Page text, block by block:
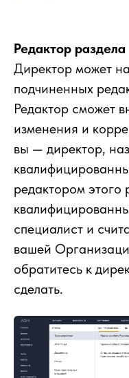
Редактор раздела
Директор может
подчиненных
Редактор сможет
изменения и
вы — директор,
редактором
специалист и
вашей
обратитесь к
сделать.